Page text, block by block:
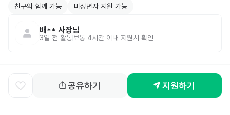
친구와 함께 가능 미성년자 지원 가능
배** 사장님
3일 전 활동 보통 4시간 이내 지원서 확인
공유하기 지원하기